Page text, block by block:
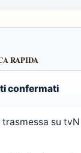
RAPIDA
confermati
trasmessa su